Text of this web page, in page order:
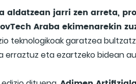
aldatzean jarri zen arreta,
Araba ekimenarekin
teknologikoak garatzea
eta ezartzeko bidean